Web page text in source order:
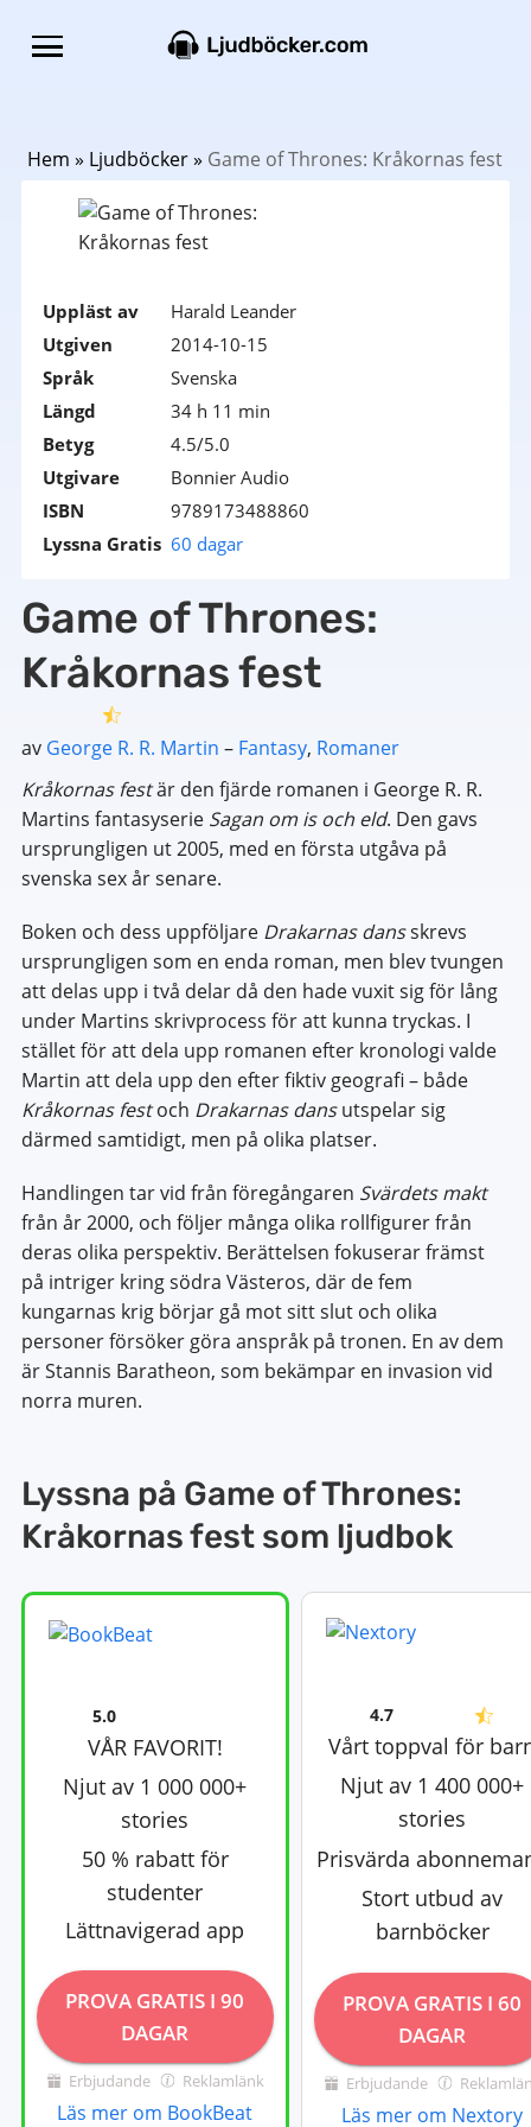
Hem » Ljudböcker» Game of Thrones: Kråkornas fest
Uppläst av
Harald Leander
Utgiven
2014-10-15
Språk
Svenska
Längd
34 h 11 min
Betyg
4.5/5.0
Utgivare
Bonnier Audio
ISBN
9789173488860
Lyssna Gratis 60 dagar
Game of Thrones:
Kråkornas fest
av George R. R. Martin – Fantasy, Romaner
Kråkornas festär den fjärde romanen i George R. R.
Martins fantasyserie Sagan om is och eld. Den gavs
ursprungligen ut 2005, med en första utgåva på
svenska sex år senare.
Boken och dess uppföljare Drakarnas dansskrevs
ursprungligen som en enda roman, men blev tvungen
att delas upp i två delar då den hade vuxit sig för lång
under Martins skrivprocess för att kunna tryckas. I
stället för att dela upp romanen efter kronologi valde
Martin att dela upp den efter fiktiv geografi – både
Kråkornas festoch Drakarnas dansutspelar sig
därmed samtidigt, men på olika platser.
Handlingen tar vid från föregångaren Svärdets makt
från år 2000, och följer många olika rollfigurer från
deras olika perspektiv. Berättelsen fokuserar främst
på intriger kring södra Västeros, där de fem
kungarnas krig börjar gå mot sitt slut och olika
personer försöker göra anspråk på tronen. En av dem
är Stannis Baratheon, som bekämpar en invasion vid
norra muren.
Lyssna på Game of Thrones:
Kråkornas fest som ljudbok
4.7
Vårt toppval för
Njut av 1 400 000+
stories
Prisvärda
Stort utbud av
barnböcker
PROVA GRATIS I 60
DAGAR
Erbjudande
Läs mer om Nextory
5.0
VÅR FAVORIT!
Njut av 1 000 000+
stories
50 % rabatt för
studenter
Lättnavigerad app
PROVA GRATIS I 90
DAGAR
Erbjudande Reklamlänk
Läs mer om BookBeat